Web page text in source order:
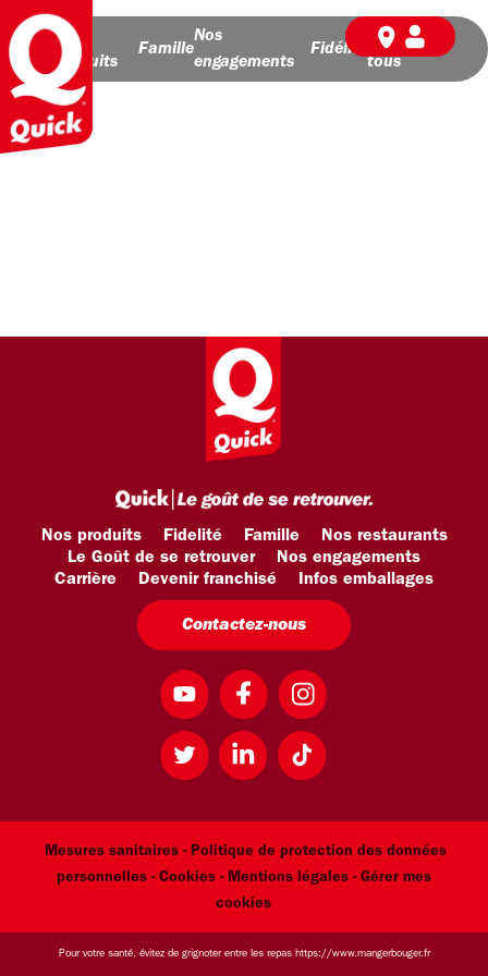
Nos
produits
Famille
Nos
engagements
Fidélité
BD pour
tous
Nos produits Fidelité Famille
Nos restaurants
Le Goût de se retrouver
Nos engagements
Carrière
Devenir franchisé Infos emballages
Contactez-nous
Mesures sanitaires - Politique de protection des données
personnelles - Cookies - Mentions légales - Gérer mes
cookies
Pour votre santé, évitez de grignoter entre les repas https://www.mangerbouger.fr